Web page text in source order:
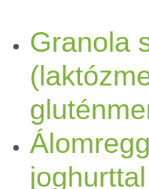
egy elég
eredetileg
Granola
joghurttal